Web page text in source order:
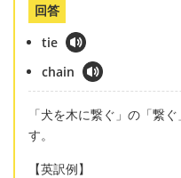
回答
tie
chain
「犬を木に繋ぐ」の「繋
す。
【英訳例】